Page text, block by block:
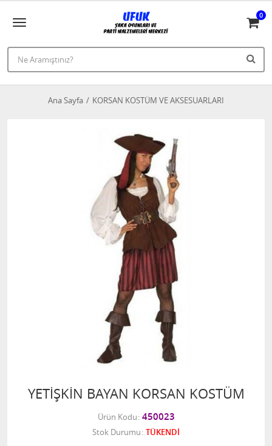
0
Ana Sayfa KORSAN KOSTÜM VE AKSESUARLARI
YETİŞKİN BAYAN KORSAN KOSTÜM
Ürün Kodu 450023
Stok Durumu TÜKENDİ